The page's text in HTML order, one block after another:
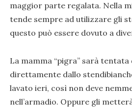
maggior parte regalata. Nella
tende sempre ad utilizzare gli
questo può essere dovuto a
La mamma “pigra” sarà tentata
direttamente dallo
lavato ieri, così non deve
nell’armadio. Oppure gli